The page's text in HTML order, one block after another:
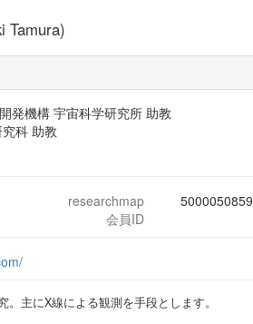
Tamura)
発機構 宇宙科学研究所 助教
科 助教
researchmap
会員ID
5000050859
主にX線による観測を手段とします。